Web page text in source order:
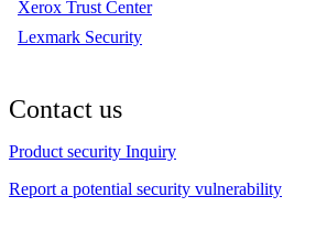
Xerox Trust Center
Lexmark Security
Contact us
Product security Inquiry
Report a potential security vulnerability